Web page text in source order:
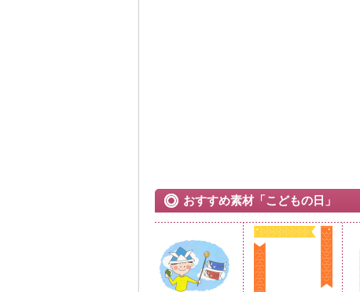
おすすめ素材「こどもの日」